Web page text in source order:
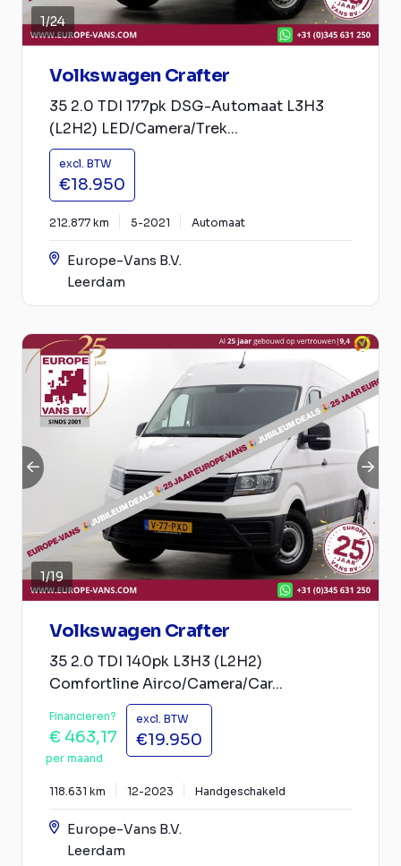
1/24
Volkswagen Crafter
35 2.0 TDI 177pk DSG-Automaat L3H3
(L2H2) LED/Camera/Trek...
excl. BTW
€18.950
212.877 km 5-2021 Automaat
Europe-Vans B.V.
Leerdam
1/19
Volkswagen Crafter
35 2.0 TDI 140pk L3H3 (L2H2)
Comfortline Airco/Camera/Car...
Financieren?
€ 463,17
per maand
excl. BTW
€19.950
118.631 km 12-2023 Handgeschakeld
Europe-Vans B.V.
Leerdam